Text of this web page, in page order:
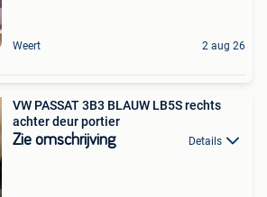
Weert 2 aug 26
VW PASSAT 3B3 BLAUW LB5S rechts
achter deur portier
Zie omschrijving Details